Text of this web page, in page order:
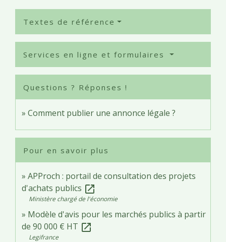
Textes de référence
Services en ligne et formulaires
Questions ? Réponses !
Comment publier une annonce légale ?
Pour en savoir plus
APProch : portail de consultation des projets
d'achats publics open_in_new
Ministère chargé de l'économie
Modèle d'avis pour les marchés publics à partir
de 90 000 € HT open_in_new
Legifrance